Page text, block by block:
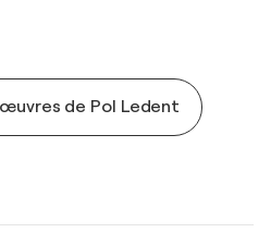
de Pol Ledent